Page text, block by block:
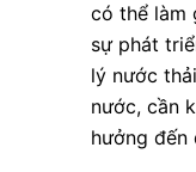
có thể làm
sự phát
lý nước
nước, cần
hưởng đến